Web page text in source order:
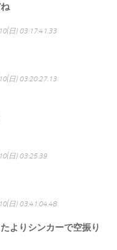
日) 03:17:41.33
日) 03:20:27.13
日) 03:25:39
日) 03:41:04.48
よりシンカーで空振り